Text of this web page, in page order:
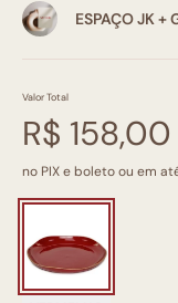
ESPAÇO JK +
Valor Total
R$ 158,00
no PIX e boleto ou em